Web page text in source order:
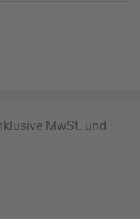
MwSt. und